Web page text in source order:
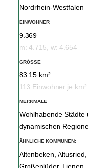
Nordrhein-Westfalen
EINWOHNER
9.369
m: 4.715, w: 4.654
GRÖSSE
83.15 km²
113 Einwohner je km²
MERKMALE
Wohlhabende Städte
dynamischen
ÄHNLICHE KOMMUNEN:
Altenbeken Altusried
Großenlüder, Lienen